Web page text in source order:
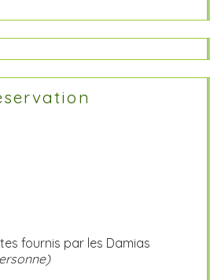
fournis par les Damias